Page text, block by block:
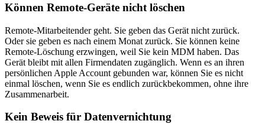
Können Remote-Geräte nicht löschen
Remote-Mitarbeitender geht. Sie geben das Gerät nicht zurück.
Oder sie geben es nach einem Monat zurück. Sie können keine
Remote-Löschung erzwingen, weil Sie kein MDM haben. Das
Gerät bleibt mit allen Firmendaten zugänglich. Wenn es an ihren
persönlichen Apple Account gebunden war, können Sie es nicht
einmal löschen, wenn Sie es endlich zurückbekommen, ohne ihre
Zusammenarbeit.
Kein Beweis für Datenvernichtung